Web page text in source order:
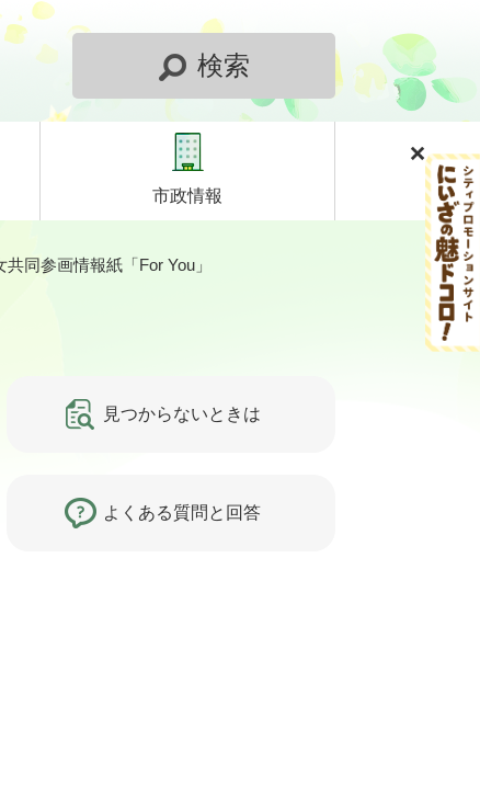
検索
市政情報
共同参画情報紙「For You」
見つからないときは
よくある質問と回答